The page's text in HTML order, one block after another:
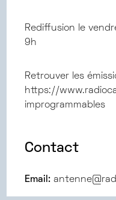
Rediffusion le
9h
Retrouver les
https://
improgrammables
Contact
Email: